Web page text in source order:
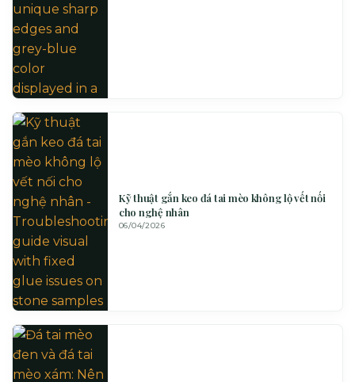
Kỹ thuật gắn keo đá tai mèo không lộ vết nối
cho nghệ nhân
06/04/2026